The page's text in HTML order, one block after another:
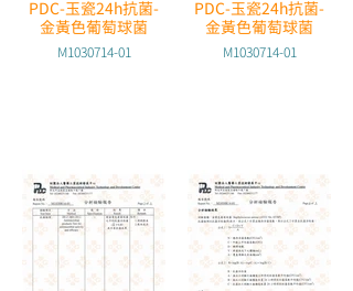
PDC-玉瓷24h抗菌-
金黃色葡萄球菌
M1030714-01
PDC-玉瓷24h抗菌-
金黃色葡萄球菌
M1030714-01